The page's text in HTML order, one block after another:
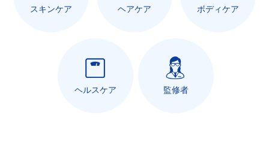
スキンケア ヘアケア ボディケア
ヘルスケア 監修者